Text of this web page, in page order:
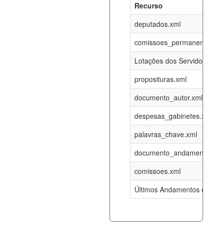
Recurso
deputados.xml
Lotações dos Servidores
proposituras.xml
documento_autor.xml
despesas_gabinetes.xml
palavras_chave.xml
documento_andamento.xml
comissoes.xml
Últimos Andamentos de
documento_andamento_atual.xml
07-08-
funcionarios_lotacoes.xml
funcionarios_cargos.xml 12-05-
07-08-
documento_andamento.xml 07-08-
palavras_chave.xml 07-08-